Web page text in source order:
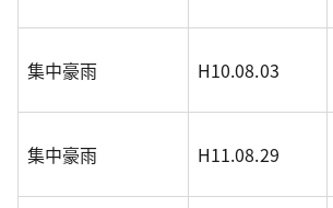
集中豪雨 H10.08.03
集中豪雨 H11.08.29